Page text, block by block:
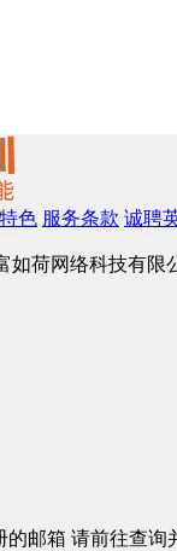
色 服务条款 诚聘
如荷网络科技有
的邮箱 请前往查询